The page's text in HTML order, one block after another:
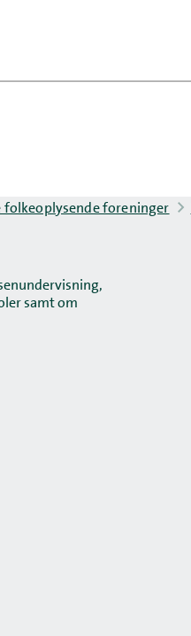
folkeoplysende foreninger
samt om
2026